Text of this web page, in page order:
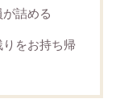
詰める
をお持ち帰